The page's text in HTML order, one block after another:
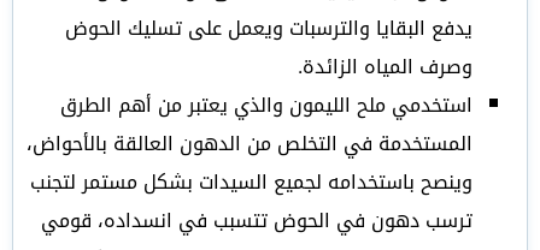
يدفع البقايا والترسبات ويعمل على تسليك الحوض
وصرف المياه الزائدة.
استخدمي ملح الليمون والذي يعتبر من أهم الطرق
المستخدمة في التخلص من الدهون العالقة بالأحواض،
وينصح باستخدامه لجميع السيدات بشكل مستمر لتجنب
ترسب دهون في الحوض تتسبب في انسداده، قومي